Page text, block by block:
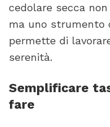
cedolare secca
ma uno strumento
permette di
serenità.
Semplificare
fare